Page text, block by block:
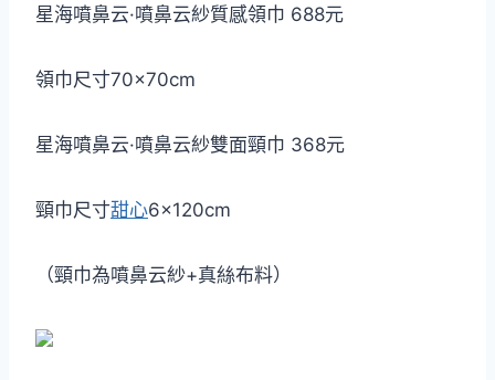
星海噴鼻云·噴鼻云紗質感領巾 688元
領巾尺寸70×70cm
星海噴鼻云·噴鼻云紗雙面頸巾 368元
頸巾尺寸甜心6×120cm
（頸巾為噴鼻云紗+真絲布料）